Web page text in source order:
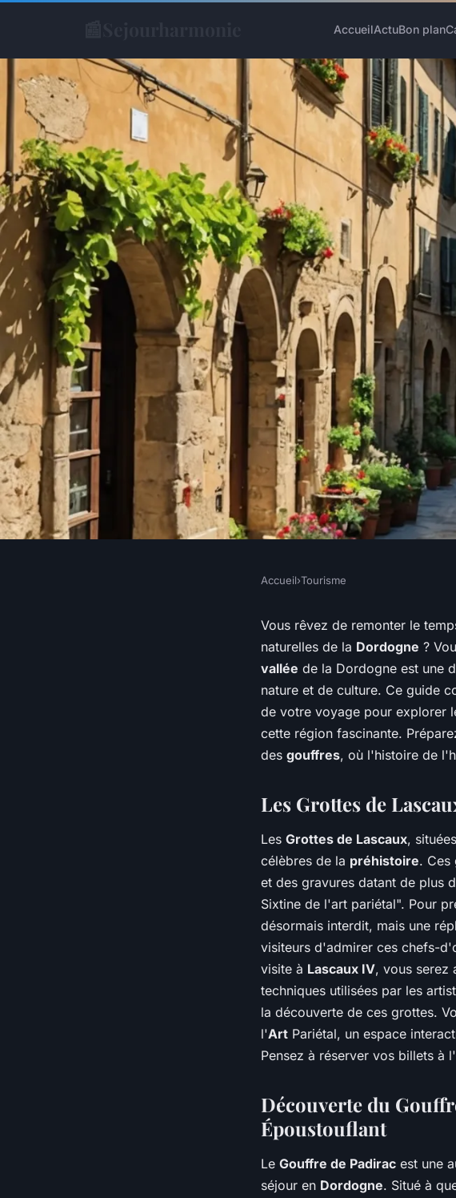
AccueilActuBon plan
Comment planifier une
grottes préhistoriques
Accueil›Tourisme
Vous rêvez de remonter le
naturelles de la Dordogne ?
vallée de la Dordogne est une
nature et de culture. Ce guide
de votre voyage pour explorer
cette région fascinante.
des gouffres, où l'histoire de
Les Grottes de
Les Grottes de Lascaux,
célèbres de la préhistoire. Ces
et des gravures datant de plus
Sixtine de l'art pariétal". Pour
désormais interdit, mais une
visiteurs d'admirer ces chefs-
visite à Lascaux IV, vous serez
techniques utilisées par les
la découverte de ces grottes.
l'Art Pariétal, un espace
Pensez à réserver vos billets à
Découverte du
Époustouflant
Le Gouffre de Padirac est une
séjour en Dordogne. Situé à